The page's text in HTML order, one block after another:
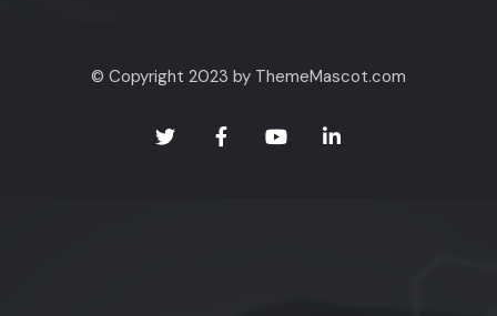
© Copyright 2023 by ThemeMascot.com